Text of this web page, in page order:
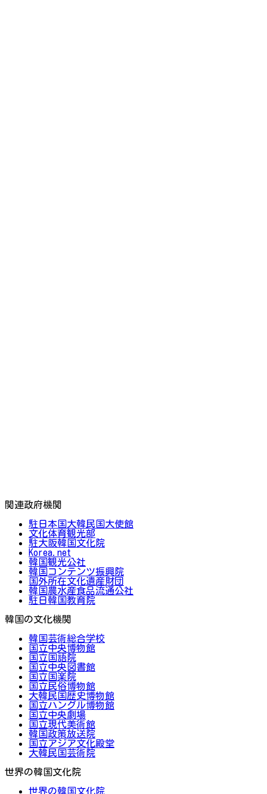
関連政府機関
駐日本国大韓民国大使館
文化体育観光部
駐大阪韓国文化院
Korea.net
韓国観光公社
韓国コンテンツ振興院
国外所在文化遺産財団
韓国農水産食品流通公社
駐日韓国教育院
韓国の文化機関
韓国芸術総合学校
国立中央博物館
国立国語院
国立中央図書館
国立国楽院
国立民俗博物館
大韓民国歴史博物館
国立ハングル博物館
国立中央劇場
国立現代美術館
韓国政策放送院
国立アジア文化殿堂
大韓民国芸術院
世界の韓国文化院
世界の韓国文化院